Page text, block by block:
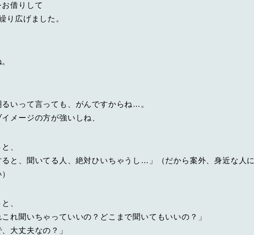
借りして
り広げました。
いって言っても、がんですからね…。
メージの方が強いしね、
、
ると、聞いてる人、絶対ひいちゃうし…」（だから案外、身近な人に
、
れ聞いちゃっていいの？どこまで聞いてもいいの？」
大丈夫なの？」